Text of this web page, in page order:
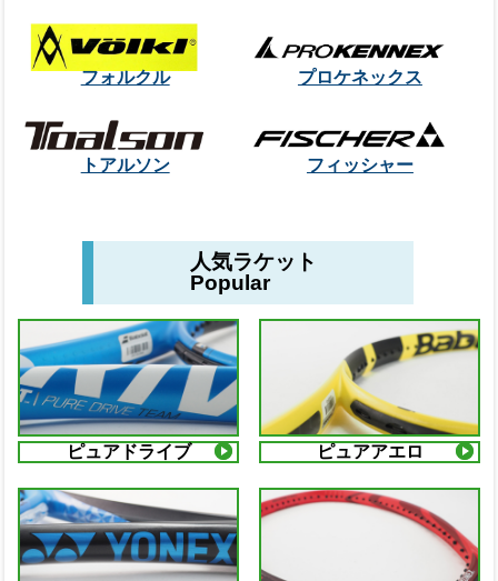
フォルクル プロケネックス
トアルソン フィッシャー
人気ラケット
Popular
ピュアドライブ ピュアアエロ